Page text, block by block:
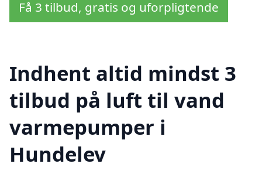
Få 3 tilbud, gratis og uforpligtende
Indhent altid mindst 3
tilbud på luft til vand
varmepumper i
Hundelev